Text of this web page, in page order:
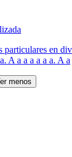
particulares en
A a a a a a a. A a
menos